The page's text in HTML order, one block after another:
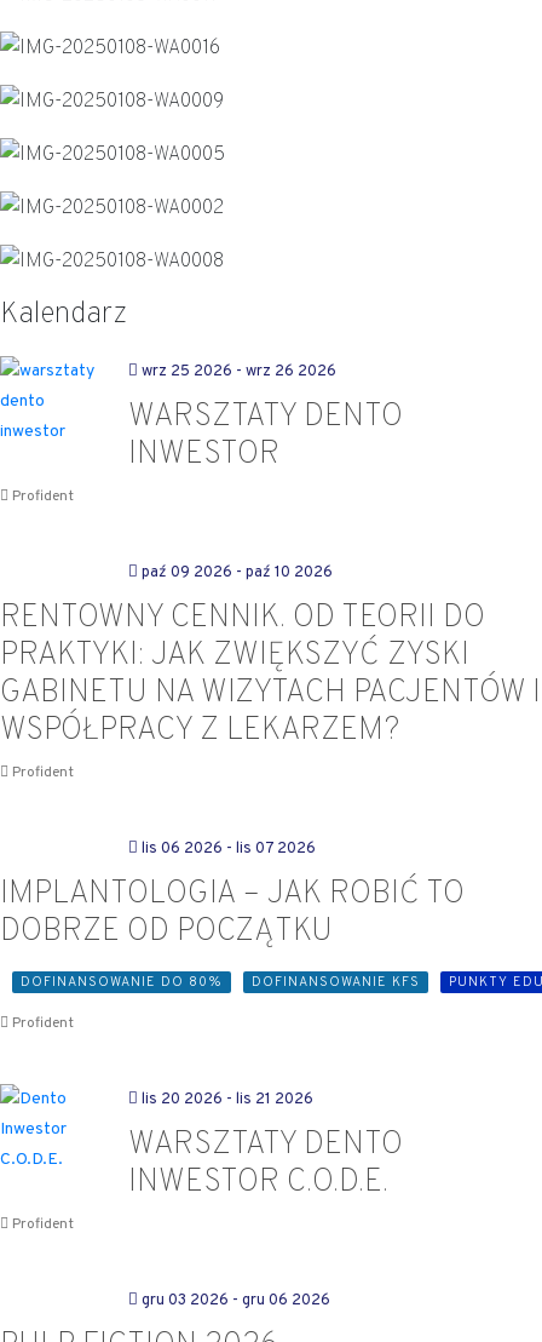
Kalendarz
wrz 25 2026 - wrz 26 2026
WARSZTATY DENTO
INWESTOR
Profident
paź 09 2026 - paź 10 2026
RENTOWNY CENNIK. OD TEORII DO
PRAKTYKI: JAK ZWIĘKSZYĆ ZYSKI
GABINETU NA WIZYTACH PACJENTÓW I
WSPÓŁPRACY Z LEKARZEM?
Profident
lis 06 2026 - lis 07 2026
IMPLANTOLOGIA – JAK ROBIĆ TO
DOBRZE OD POCZĄTKU
DOFINANSOWANIE DO 80% DOFINANSOWANIE KFS PUNKTY
Profident
lis 20 2026 - lis 21 2026
WARSZTATY DENTO
INWESTOR C.O.D.E.
Profident
gru 03 2026 - gru 06 2026